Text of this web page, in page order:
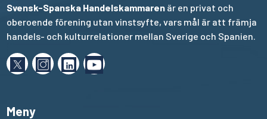
Svensk-Spanska Handelskammaren är en privat och
oberoende förening utan vinstsyfte, vars mål är att främja
handels- och kulturrelationer mellan Sverige och Spanien.
Meny